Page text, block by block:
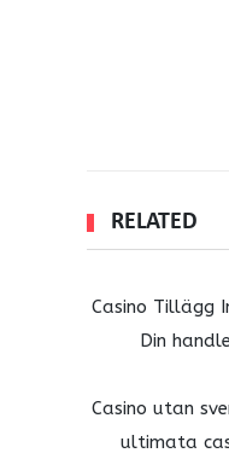
RELATED
Casino Tillägg
Din
Casino utan
ultimata